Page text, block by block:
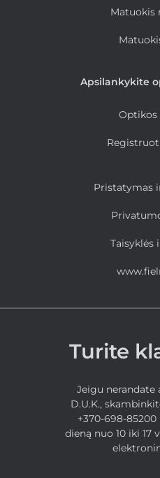
Matuokis
Apsilankykite
Optikos
Pristatymas
Taisyklės
Turite
Jeigu nerandate
D.U.K.,
+370-698-
dieną nuo 10 iki 17